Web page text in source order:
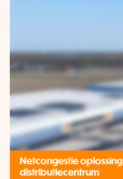
Netcongestie oplossing
distributiecentrum